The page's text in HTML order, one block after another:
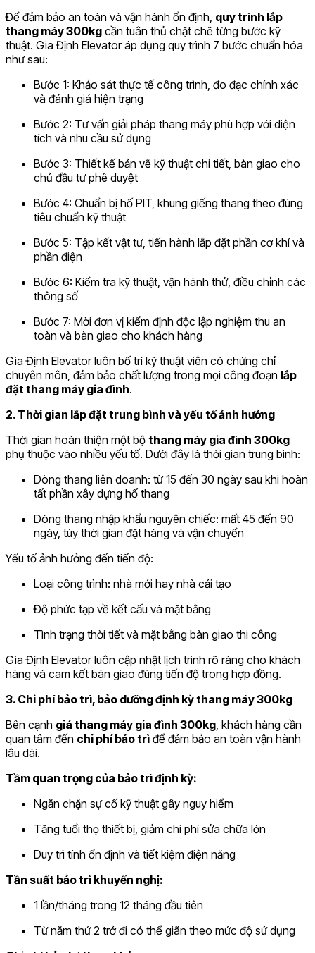
Để đảm bảo an toàn và vận hành ổn định, quy trình lắp
thang máy 300kg cần tuân thủ chặt chẽ từng bước kỹ
thuật. Gia Định Elevator áp dụng quy trình 7 bước chuẩn hóa
như sau:
Bước 1: Khảo sát thực tế công trình, đo đạc chính xác
và đánh giá hiện trạng
Bước 2: Tư vấn giải pháp thang máy phù hợp với diện
tích và nhu cầu sử dụng
Bước 3: Thiết kế bản vẽ kỹ thuật chi tiết, bàn giao cho
chủ đầu tư phê duyệt
Bước 4: Chuẩn bị hố PIT, khung giếng thang theo đúng
tiêu chuẩn kỹ thuật
Bước 5: Tập kết vật tư, tiến hành lắp đặt phần cơ khí và
phần điện
Bước 6: Kiểm tra kỹ thuật, vận hành thử, điều chỉnh các
thông số
Bước 7: Mời đơn vị kiểm định độc lập nghiệm thu an
toàn và bàn giao cho khách hàng
Gia Định Elevator luôn bố trí kỹ thuật viên có chứng chỉ
chuyên môn, đảm bảo chất lượng trong mọi công đoạn lắp
đặt thang máy gia đình.
2. Thời gian lắp đặt trung bình và yếu tố ảnh hưởng
Thời gian hoàn thiện một bộ thang máy gia đình 300kg
phụ thuộc vào nhiều yếu tố. Dưới đây là thời gian trung bình:
Dòng thang liên doanh: từ 15 đến 30 ngày sau khi hoàn
tất phần xây dựng hố thang
Dòng thang nhập khẩu nguyên chiếc: mất 45 đến 90
ngày, tùy thời gian đặt hàng và vận chuyển
Yếu tố ảnh hưởng đến tiến độ:
Loại công trình: nhà mới hay nhà cải tạo
Độ phức tạp về kết cấu và mặt bằng
Tình trạng thời tiết và mặt bằng bàn giao thi công
Gia Định Elevator luôn cập nhật lịch trình rõ ràng cho khách
hàng và cam kết bàn giao đúng tiến độ trong hợp đồng.
3. Chi phí bảo trì, bảo dưỡng định kỳ thang máy 300kg
Bên cạnh giá thang máy gia đình 300kg, khách hàng cần
quan tâm đến chi phí bảo trì để đảm bảo an toàn vận hành
lâu dài.
Tầm quan trọng của bảo trì định kỳ:
Ngăn chặn sự cố kỹ thuật gây nguy hiểm
Tăng tuổi thọ thiết bị, giảm chi phí sửa chữa lớn
Duy trì tính ổn định và tiết kiệm điện năng
Tần suất bảo trì khuyến nghị:
1 lần/tháng trong 12 tháng đầu tiên
Từ năm thứ 2 trở đi có thể giãn theo mức độ sử dụng